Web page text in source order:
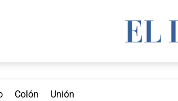
Colón Unión